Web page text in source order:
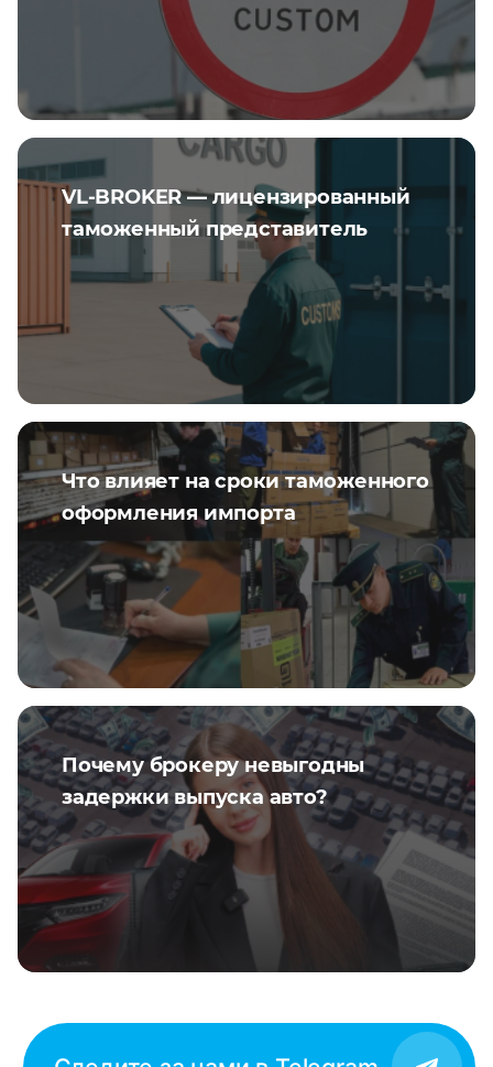
VL-BROKER — лицензированный
таможенный представитель
Что влияет на сроки таможенного
оформления импорта
Почему брокеру невыгодны
задержки выпуска авто?